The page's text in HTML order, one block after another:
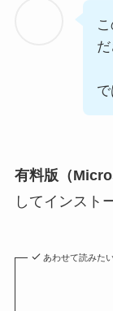
有料版（
してインスト
あわせて読みた